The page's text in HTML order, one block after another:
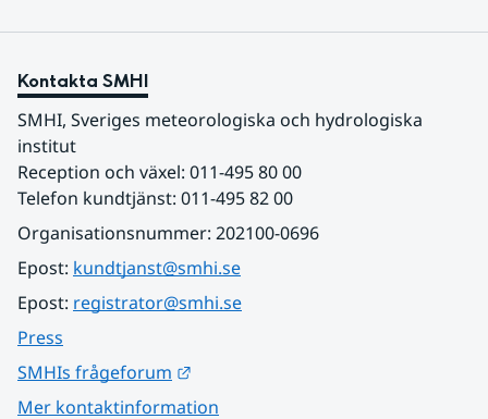
Kontakta SMHI
SMHI, Sveriges meteorologiska och hydrologiska
institut
Reception och växel: 011-495 80 00
Telefon kundtjänst: 011-495 82 00
Organisationsnummer: 202100-0696
Epost: kundtjanst@smhi.se
Epost: registrator@smhi.se
Press
SMHIs frågeforum
Mer kontaktinformation